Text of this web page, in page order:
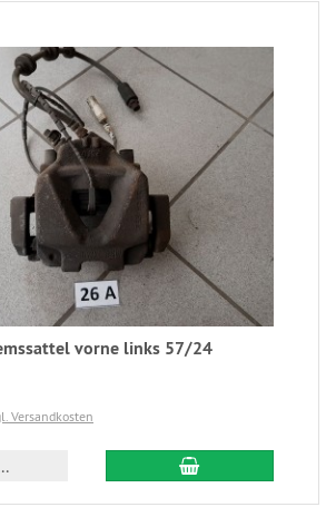
vorne links 57/24
Versandkosten